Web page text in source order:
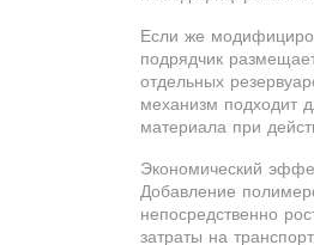
Если же
подрядчик
отдельных
механизм подходит
материала при
Экономический
Добавление
непосредственно
затраты на